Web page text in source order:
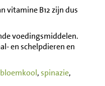
vitamine B12 zijn dus
voedingsmiddelen.
en schelpdieren en
bloemkool,spinazie,